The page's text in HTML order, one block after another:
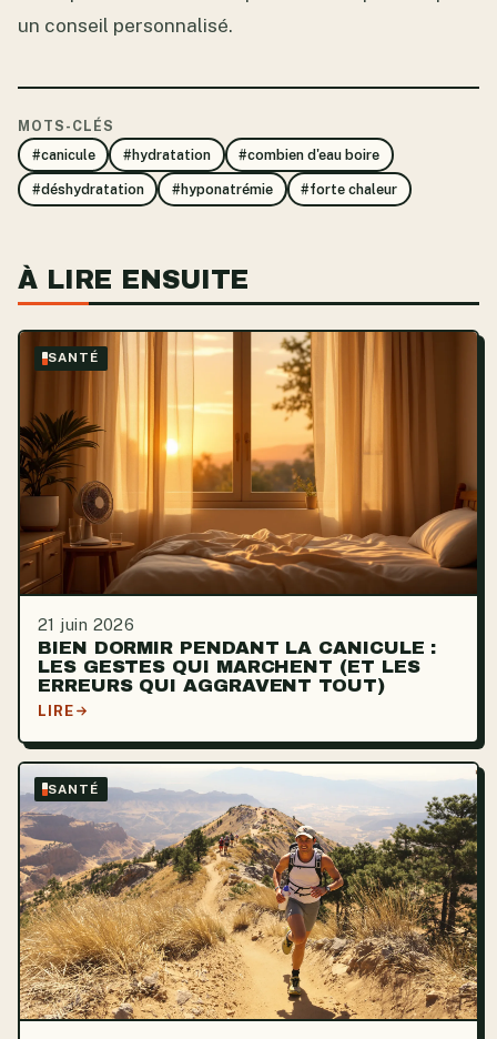
un conseil personnalisé.
MOTS-CLÉS
#canicule
#hydratation #combien d'eau boire
#déshydratation #hyponatrémie #forte chaleur
À LIRE ENSUITE
SANTÉ
21 juin 2026
BIEN DORMIR PENDANT LA CANICULE :
LES GESTES QUI MARCHENT (ET LES
ERREURS QUI AGGRAVENT TOUT)
LIRE
SANTÉ